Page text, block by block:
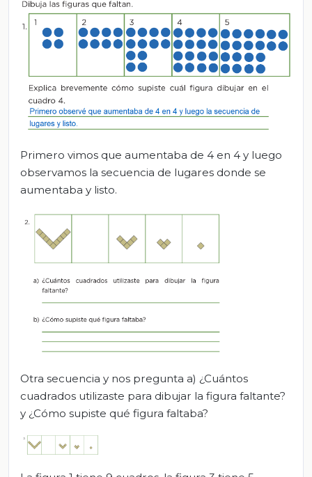
Primero vimos que aumentaba de 4 en 4 y luego
observamos la secuencia de lugares donde se
aumentaba y listo.
Otra secuencia y nos pregunta a) ¿Cuántos
cuadrados utilizaste para dibujar la figura faltante?
y ¿Cómo supiste qué figura faltaba?